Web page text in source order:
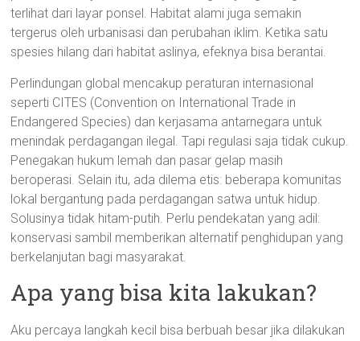
terlihat dari layar ponsel. Habitat alami juga semakin
tergerus oleh urbanisasi dan perubahan iklim. Ketika satu
spesies hilang dari habitat aslinya, efeknya bisa berantai.
Perlindungan global mencakup peraturan internasional
seperti CITES (Convention on International Trade in
Endangered Species) dan kerjasama antarnegara untuk
menindak perdagangan ilegal. Tapi regulasi saja tidak cukup.
Penegakan hukum lemah dan pasar gelap masih
beroperasi. Selain itu, ada dilema etis: beberapa komunitas
lokal bergantung pada perdagangan satwa untuk hidup.
Solusinya tidak hitam-putih. Perlu pendekatan yang adil:
konservasi sambil memberikan alternatif penghidupan yang
berkelanjutan bagi masyarakat.
Apa yang bisa kita lakukan?
Aku percaya langkah kecil bisa berbuah besar jika dilakukan